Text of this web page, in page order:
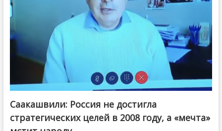
Саакашвили: Россия не достигла
стратегических целей в 2008 году, а «мечта»